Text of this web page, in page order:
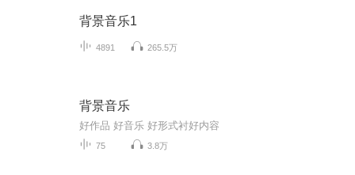
背景音乐1
4891 265.5万
背景音乐
好作品 好音乐 好形式衬好内容
75 3.8万